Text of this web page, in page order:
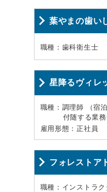
葉やまの歯い
職種：歯科衛生士
星降るヴィレ
職種：調理師 （宿
付随する業務
雇用形態：正社員
フォレストア
職種：インストラ